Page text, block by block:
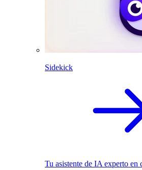
Sidekick
Tu asistente de IA experto en